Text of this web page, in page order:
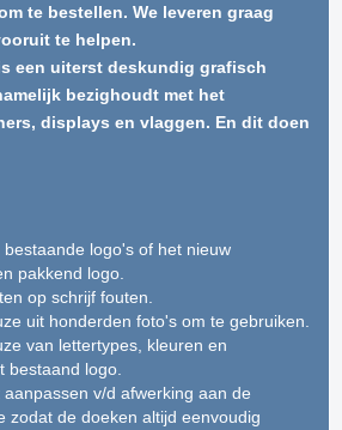
te bestellen. We leveren graag
te helpen.
een uiterst deskundig grafisch
bezighoudt met het
displays en vlaggen. En dit doen
logo's of het nieuw
pakkend logo.
op schrijf fouten.
uit honderden foto's om te gebruiken.
van lettertypes, kleuren en
bestaand logo.
v/d afwerking aan de
zodat de doeken altijd eenvoudig